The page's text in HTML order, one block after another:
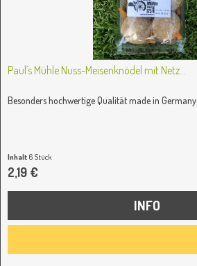
Paul´s Mühle Nuss-Meisenknödel mit Netz...
Besonders hochwertige Qualität made in Germany
Inhalt 6 Stück
(0,37 € / 1 Stück)
2,19 €
INFO